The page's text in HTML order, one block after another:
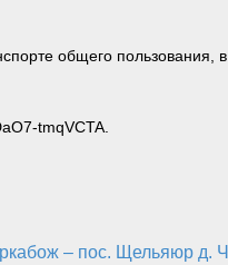
общего пользования,
tmqVCTA.
– пос. Щельяюр д.